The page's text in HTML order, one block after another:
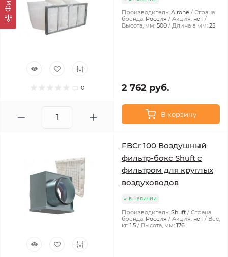
0
Производитель: Airone
Страна
бренда: Россия Акция: нет
Высота, мм: 500 Длина в мм: 25
2 762 руб.
В корзину
FBCr 100 Воздушный
фильтр-бокс Shuft с
фильтром для круглых
воздуховодов
в наличии
Производитель: Shuft
Страна
бренда: Россия Акция: нет
Вес,
кг: 1.5 Высота, мм: 176